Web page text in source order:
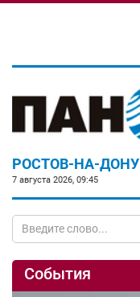
РОСТОВ-НА-ДОНУ
7 августа 2026, 09:45
События